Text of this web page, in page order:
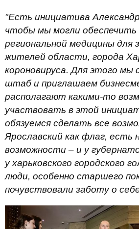
"Есть инициатива
чтобы мы могли
региональной медицины
жителей области, города
короновируса. Для этого мы
штаб и приглашаем
располагают какими-то
участвовать в этой
обязуемся сделать все
Ярославский как флаг, есть
возможности – и у
у харьковского городского
люди, особенно старшего
почувствовали заботу о